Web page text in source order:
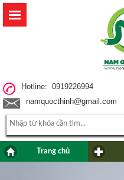
Hotline: 0919226994
namquocthinh@gmail.com
Trang chủ